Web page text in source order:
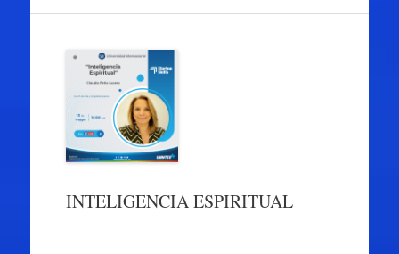
INTELIGENCIA ESPIRITUAL